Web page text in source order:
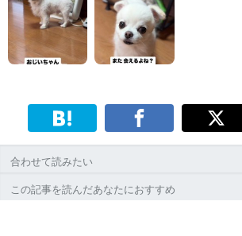
合わせて読みたい
この記事を読んだあなたにおすすめ